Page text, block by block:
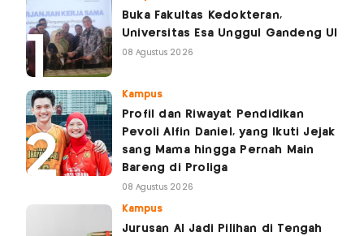
Buka Fakultas Kedokteran,
Universitas Esa Unggul Gandeng UI
08 Agustus 2026
Kampus
Profil dan Riwayat Pendidikan
Pevoli Alfin Daniel, yang Ikuti Jejak
sang Mama hingga Pernah Main
Bareng di Proliga
08 Agustus 2026
Kampus
Jurusan AI Jadi Pilihan di Tengah